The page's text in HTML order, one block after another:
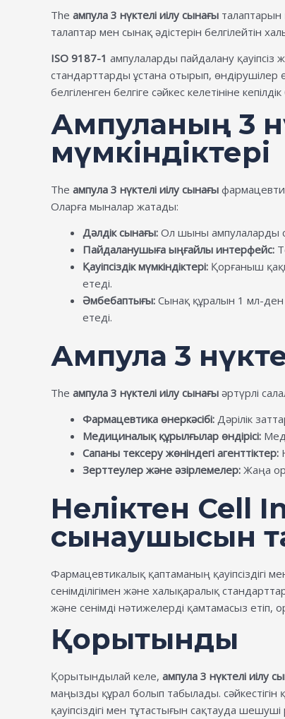
The ампула 3 нүктелі иілу сынағы талаптарын
талаптар мен сынақ әдістерін белгілейтін
ISO 9187-1 ампулаларды пайдалану қауіпсіз
стандарттарды ұстана отырып,
белгіленген белгіге сәйкес келетініне
Ампуланың 3
мүмкіндіктері
The ампула 3 нүктелі иілу сынағы
Оларға мыналар жатады:
Дәлдік сынағы: Ол шыны ампулаларды
Пайдаланушыға ыңғайлы интерфейс:
Қауіпсіздік мүмкіндіктері: Қорғаныш
етеді.
Әмбебаптығы: Сынақ құралын 1 мл-ден
етеді.
Ампула 3
The ампула 3 нүктелі иілу сынағы әртүрлі
Фармацевтика өнеркәсібі: Дәрілік
Медициналық құрылғылар өндірісі:
Сапаны тексеру жөніндегі агенттіктер:
Зерттеулер және әзірлемелер: Жаңа
Неліктен Cell
сынаушысын
Фармацевтикалық қаптаманың қауіпсіздігі
сенімділігімен және халықаралық
және сенімді нәтижелерді қамтамасыз етіп,
Қорытынды
Қорытындылай келе, ампула 3 нүктелі иілу
маңызды құрал болып табылады.
қауіпсіздігі мен тұтастығын сақтауда